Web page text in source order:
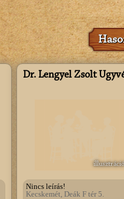
Dr. Lengyel Zsolt
illusztráció
Nincs leírás!
Kecskemét, Deák F tér 5.